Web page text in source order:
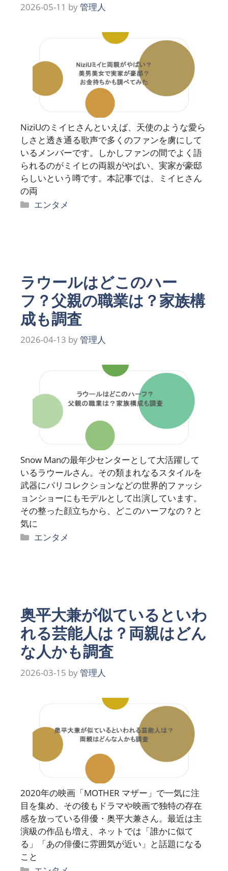
2026-05-11 by管理人
NiziUのミイヒさんといえば、天使のような愛ら
しさと透き通る歌声で多くのファンを虜にして
いるメンバーです。しかしファンの間でよく語
られるのがミイヒの両親がやばい、実家が豪邸
らしいという噂です。本記事では、ミイヒさん
の両
カ
エンタメ
ラウールはどこのハー
フ？父親の職業は？家族構
成も調査
2026-04-13 by管理人
Snow Manの最年少センターとして大活躍して
いるラウールさん。その類まれなるスタイルを
武器にパリコレクションなどの世界的ファッシ
ョンショーにもモデルとして出演しています。
その整った顔立ちから、どこのハーフなの？と
気に
カ
エンタメ
奥平大兼が似ているといわ
れる芸能人は？両親はどん
な人かも調査
2026-03-15 by管理人
2020年の映画「MOTHER マザー」で一気に注
目を集め、その後もドラマや映画で独特の存在
感を放っている俳優・奥平大兼さん。最近は主
演級の作品も増え、ネットでは「誰かに似て
る」「あの俳優に雰囲気が近い」と話題になる
こと
カ